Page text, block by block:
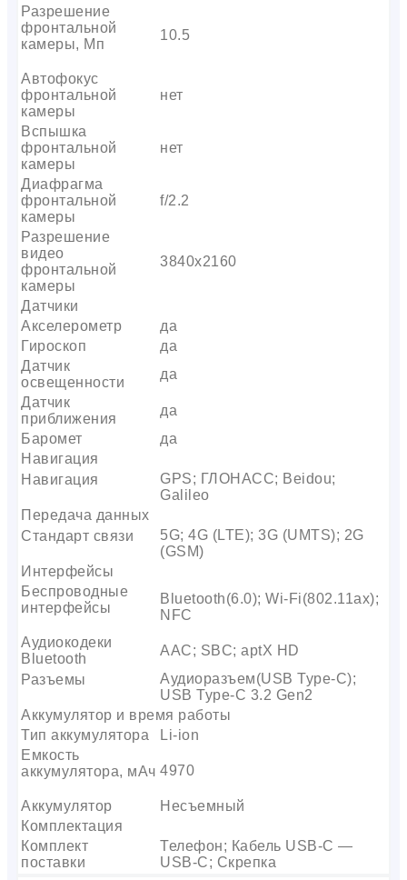
Разрешение
фронтальной
камеры, Мп
10.5
Автофокус
фронтальной
камеры
нет
Вспышка
фронтальной
камеры
нет
Диафрагма
фронтальной
камеры
f/2.2
Разрешение
видео
фронтальной
камеры
3840х2160
Датчики
Акселерометр
да
Гироскоп
да
Датчик
освещенности
да
Датчик
приближения
да
Баромет
да
Навигация
Навигация
GPS; ГЛОНАСС; Beidou;
Galileo
Передача данных
Стандарт связи
5G; 4G (LTE); 3G (UMTS); 2G
(GSM)
Интерфейсы
Беспроводные
интерфейсы
Bluetooth(6.0); Wi-Fi(802.11ax);
NFC
Аудиокодеки
Bluetooth
AAC; SBC; aptX HD
Разъемы
Аудиоразъем(USB Type-C);
USB Type-C 3.2 Gen2
Аккумулятор и время работы
Тип аккумулятора
Li-ion
Емкость
аккумулятора, мАч 4970
Аккумулятор
Несъемный
Комплектация
Комплект
поставки
Телефон; Кабель USB-C —
USB-C; Скрепка